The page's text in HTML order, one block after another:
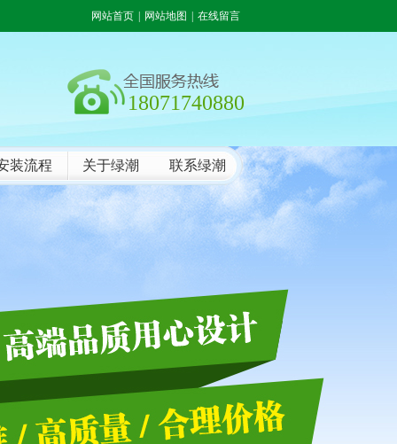
网站首页 网站地图 在线留言
18071740880
装流程 关于绿潮 联系绿潮